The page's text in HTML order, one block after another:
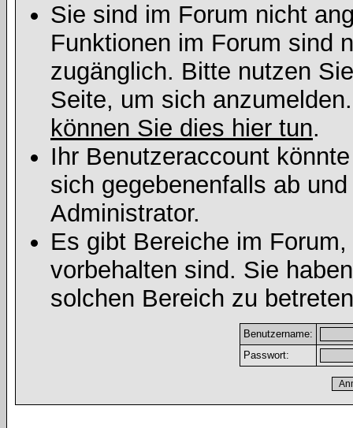
Sie sind im Forum nicht
Funktionen im Forum sind
zugänglich. Bitte nutzen
Seite, um sich
können Sie dies hier tun.
Ihr Benutzeraccount
sich gegebenenfalls ab
Administrator.
Es gibt Bereiche im
vorbehalten sind. Sie
solchen Bereich zu
Benutzername:
Passwort: